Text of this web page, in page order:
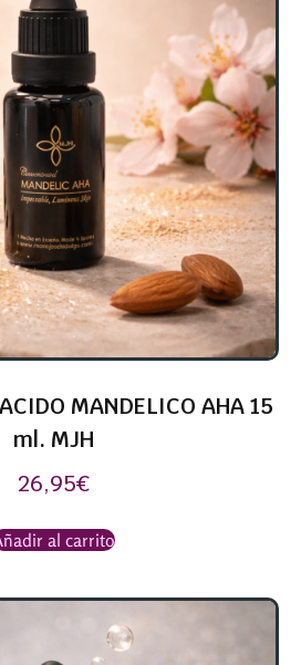
MANDELICO AHA 15
ml. MJH
26,95€
al carrito